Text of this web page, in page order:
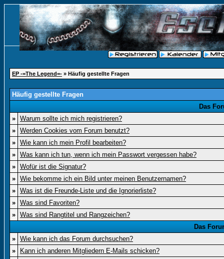
EP -=The Legend=- » Häufig gestellte Fragen
Häufig gestellte Fragen
Das
» Warum sollte ich mich registrieren?
» Werden Cookies vom Forum benutzt?
» Wie kann ich mein Profil bearbeiten?
» Was kann ich tun, wenn ich mein Passwort vergessen habe?
» Wofür ist die Signatur?
» Wie bekomme ich ein Bild unter meinen Benutzernamen?
» Was ist die Freunde-Liste und die Ignorierliste?
» Was sind Favoriten?
» Was sind Rangtitel und Rangzeichen?
Das
» Wie kann ich das Forum durchsuchen?
»
Kann ich anderen Mitgliedern E-Mails schicken?